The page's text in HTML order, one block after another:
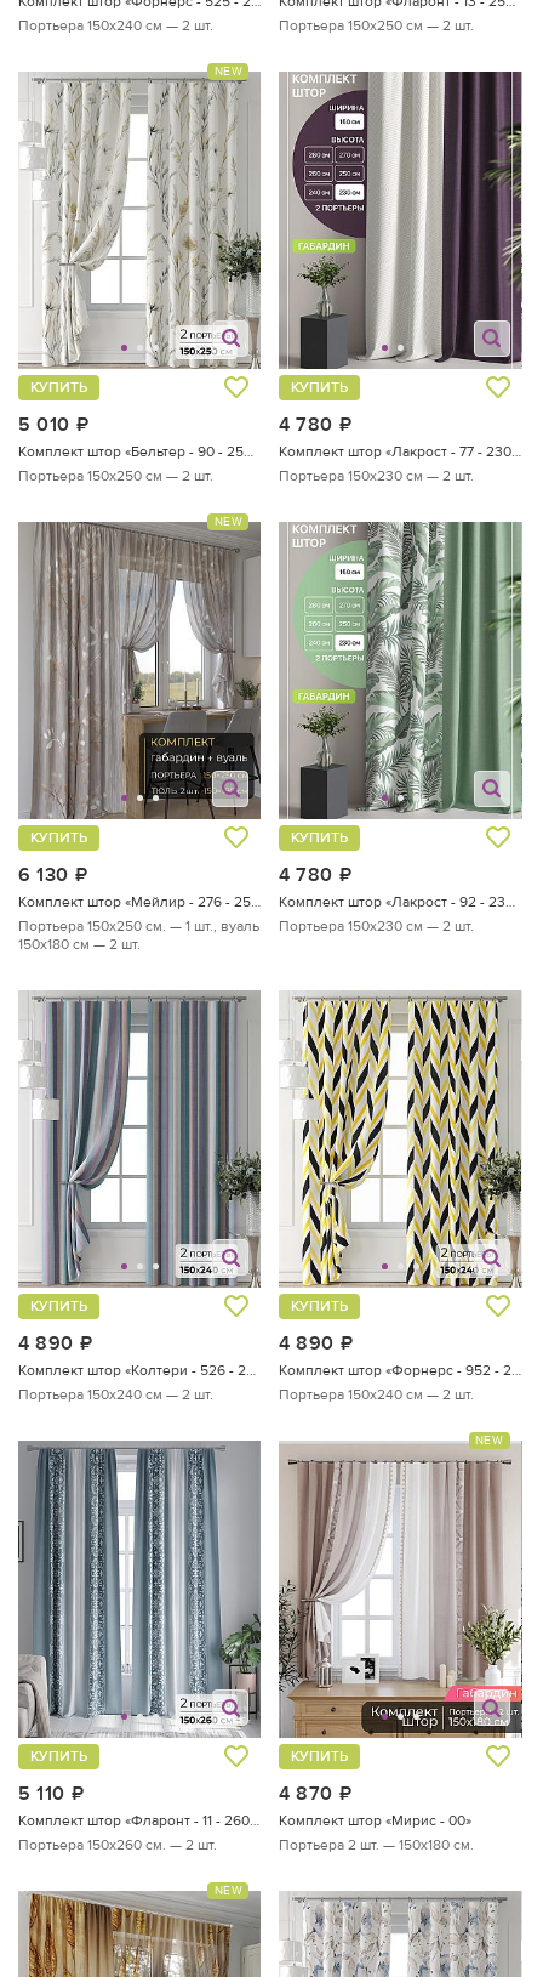
Портьера 150х240 см — 2 шт.
Портьера 150х250 см — 2 шт.
NEW
5 010
КУПИТЬ
Комплект штор «Бельтер - 90 - 250 см»
Портьера 150х250 см — 2 шт.
4 780
КУПИТЬ
Комплект штор «Лакрост - 77 - 230 см»
Портьера 150х230 см — 2 шт.
NEW
6 130
КУПИТЬ
Комплект штор «Мейлир - 276 - 250 см»
Портьера 150х250 см. — 1 шт., вуаль
150х180 см — 2 шт.
4 780
КУПИТЬ
Комплект штор «Лакрост - 92 - 230 см»
Портьера 150х230 см — 2 шт.
4 890
КУПИТЬ
Комплект штор «Колтери - 526 - 240 см»
Портьера 150х240 см — 2 шт.
4 890
КУПИТЬ
Комплект штор «Форнерс - 952 - 240 см»
Портьера 150х240 см — 2 шт.
5 110
КУПИТЬ
Комплект штор «Фларонт - 11 - 260 см»
Портьера 150х260 см. — 2 шт.
NEW
4 870
КУПИТЬ
Комплект штор «Мирис - 00»
Портьера 2 шт. — 150х180 см.
NEW